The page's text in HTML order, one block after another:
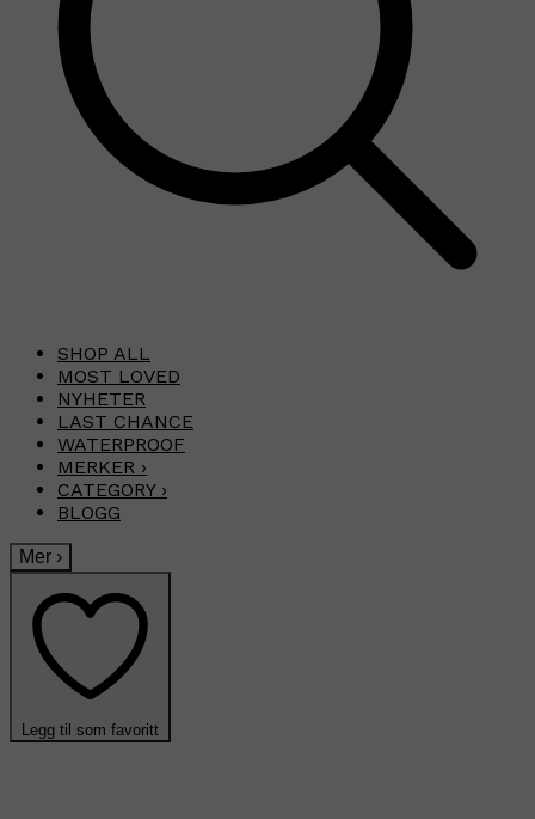
SHOP ALL
MOST LOVED
NYHETER
LAST CHANCE
WATERPROOF
MERKER ›
CATEGORY ›
BLOGG
Mer ›
Legg til som favoritt